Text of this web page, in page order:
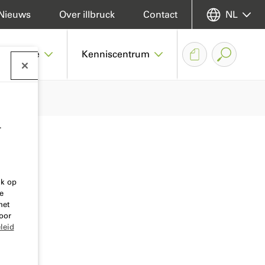
zone Kenniscentrum
Over illbruck Contact NL
op